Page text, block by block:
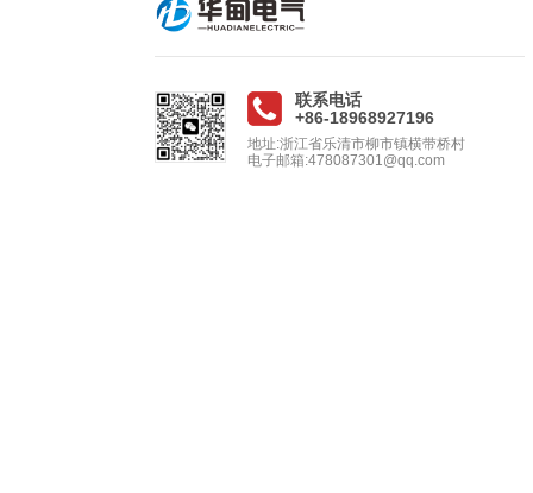
联系电话
+86-18968927196
地址:浙江省乐清市柳市镇横带桥村
电子邮箱:478087301@qq.com